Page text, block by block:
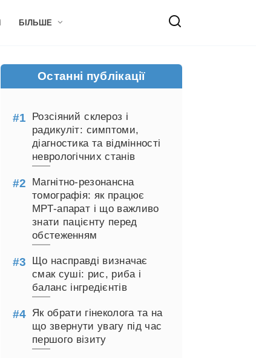
БІЛЬШЕ
Останні публікації
Розсіяний склероз і
радикуліт: симптоми,
діагностика та відмінності
неврологічних станів
Магнітно-резонансна
томографія: як працює
МРТ-апарат і що важливо
знати пацієнту перед
обстеженням
Що насправді визначає
смак суші: рис, риба і
баланс інгредієнтів
Як обрати гінеколога та на
що звернути увагу під час
першого візиту